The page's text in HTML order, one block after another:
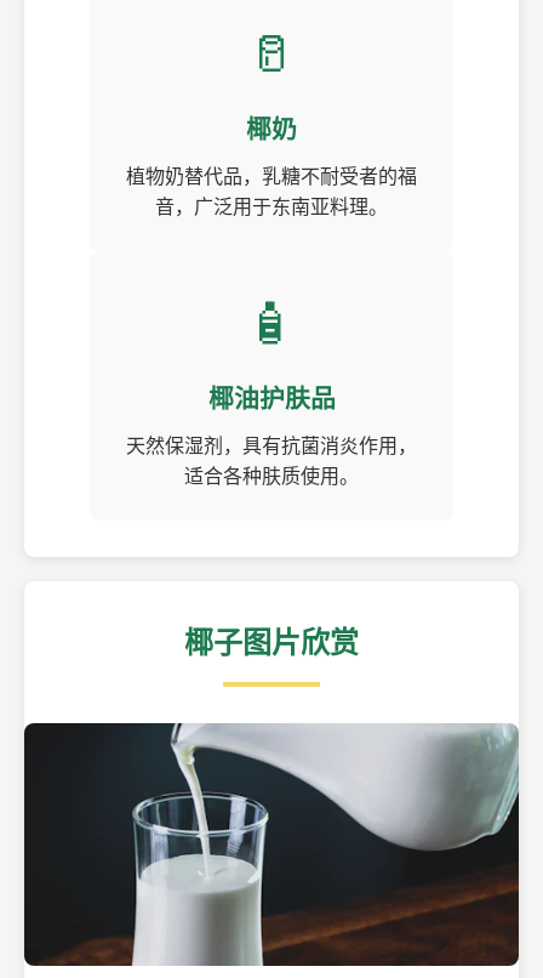
🥛
椰奶
植物奶替代品，乳糖不耐受者的福
音，广泛用于东南亚料理。
🧴
椰油护肤品
天然保湿剂，具有抗菌消炎作用，
适合各种肤质使用。
椰子图片欣赏